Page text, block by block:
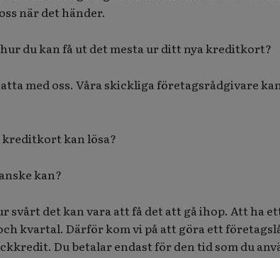
när det händer.
du kan få ut det mesta ur ditt nya kreditkort?
med oss. Våra skickliga företagsrådgivare
kreditkort kan lösa?
kan?
svårt det kan vara att få det att gå ihop. Att ha
kvartal. Därför kom vi på att göra ett
Du betalar endast för den tid som du